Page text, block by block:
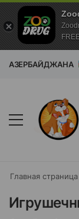
АЗЕРБАЙДЖАНА
Главная страница